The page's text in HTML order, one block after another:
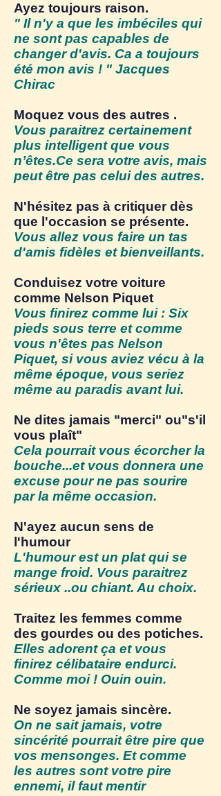
Ayez toujours raison.
" Il n'y a que les imbéciles qui
ne sont pas capables de
changer d'avis. Ca a toujours
été mon avis ! " Jacques
Chirac
Moquez vous des autres .
Vous paraitrez certainement
plus intelligent que vous
n’êtes.Ce sera votre avis, mais
peut être pas celui des autres.
N'hésitez pas à critiquer dès
que l'occasion se présente.
Vous allez vous faire un tas
d'amis fidèles et bienveillants.
Conduisez votre voiture
comme Nelson Piquet
Vous finirez comme lui : Six
pieds sous terre et comme
vous n'êtes pas Nelson
Piquet, si vous aviez vécu à la
même époque, vous seriez
même au paradis avant lui.
Ne dites jamais "merci" ou"s'il
vous plaît"
Cela pourrait vous écorcher la
bouche...et vous donnera une
excuse pour ne pas sourire
par la même occasion.
N'ayez aucun sens de
l'humour
L'humour est un plat qui se
mange froid. Vous paraitrez
sérieux ..ou chiant. Au choix.
Traitez les femmes comme
des gourdes ou des potiches.
Elles adorent ça et vous
finirez célibataire endurci.
Comme moi ! Ouin ouin.
Ne soyez jamais sincère.
On ne sait jamais, votre
sincérité pourrait être pire que
vos mensonges. Et comme
les autres sont votre pire
ennemi, il faut mentir